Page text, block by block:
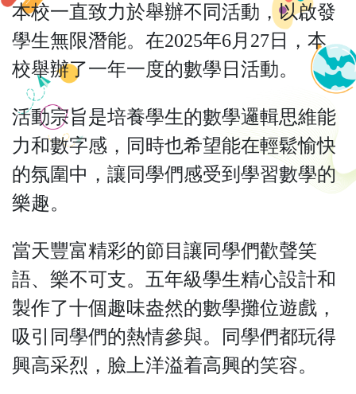
本校一直致力於舉辦不同活動，以啟發
學生無限潛能。在2025年6月 27日，本
校舉辦了一年一度的數學日活動。
活動宗旨是培養學生的數學邏輯思維能
力和數字感，同時也希望能在輕鬆愉快
的氛圍中，讓同學們感受到學習數學的
樂趣。
當天豐富精彩的節目讓同學們歡聲笑
語、樂不可支。五年級學生精心設計和
製作了十個趣味盎然的數學攤位遊戲，
吸引同學們的熱情參與。同學們都玩得
興高采烈，臉上洋溢着高興的笑容。